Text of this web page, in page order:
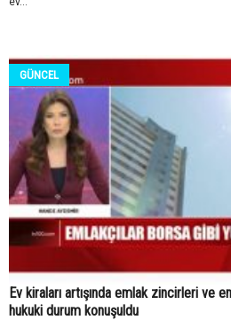
GÜNCEL
Ev kiraları artışında emlak zincirleri ve
hukuki durum konuşuldu